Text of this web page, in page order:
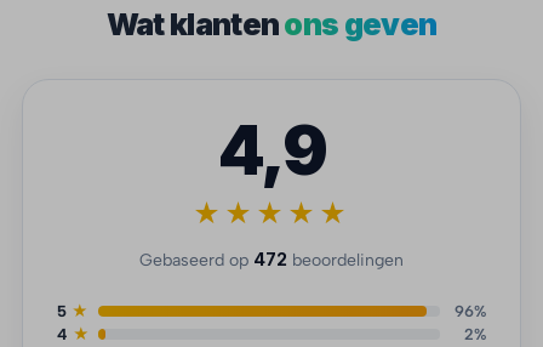
Wat klantenons geven
4,9
★★★★★
Gebaseerd op 472 beoordelingen
5 ★
96%
4 ★
2%